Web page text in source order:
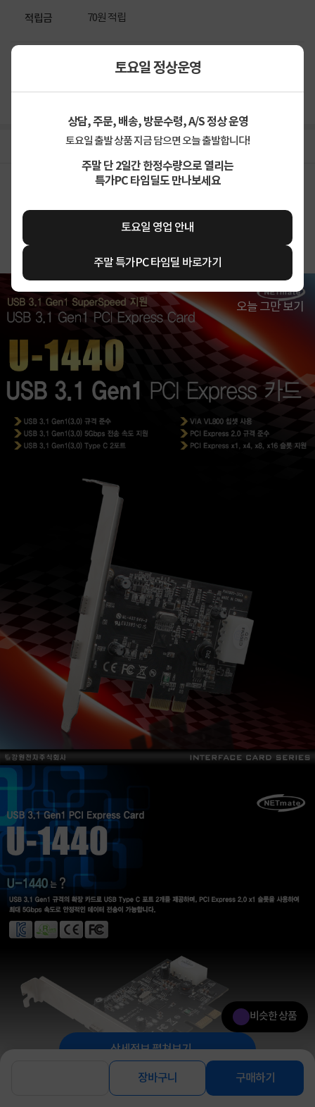
비슷한 상품
토요일 정상운영
상담, 주문, 배송, 방문수령, A/S 정상 운영
토요일 출발 상품 지금 담으면 오늘 출발합니다!
주말 단 2일간 한정수량으로 열리는
특가PC 타임딜도 만나보세요
토요일 영업 안내
주말 특가PC 타임딜 바로가기
오늘 그만 보기
적립금 70원 적립
컴퓨존배송
배송비 2,500원 (1박스)
상세정보 구매후기(0) Q&A(
상세정보 펼쳐보기
장바구니 구매하기